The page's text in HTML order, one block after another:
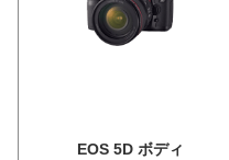
EOS 5D ボディ